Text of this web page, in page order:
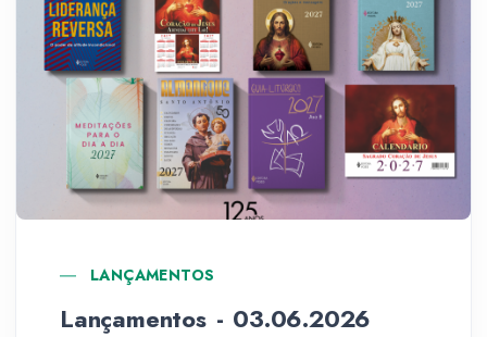
LANÇAMENTOS
Lançamentos - 03.06.2026